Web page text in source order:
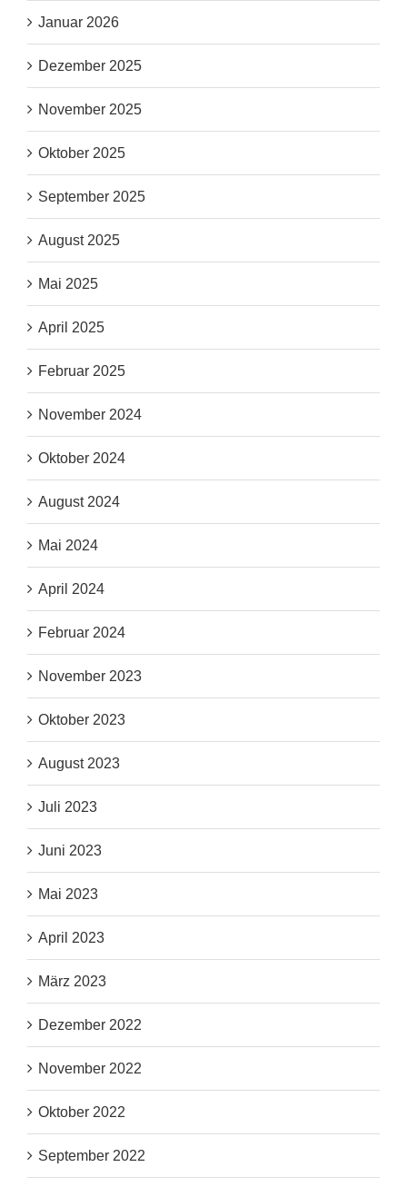
Januar 2026
Dezember 2025
November 2025
Oktober 2025
September 2025
August 2025
Mai 2025
April 2025
Februar 2025
November 2024
Oktober 2024
August 2024
Mai 2024
April 2024
Februar 2024
November 2023
Oktober 2023
August 2023
Juli 2023
Juni 2023
Mai 2023
April 2023
März 2023
Dezember 2022
November 2022
Oktober 2022
September 2022